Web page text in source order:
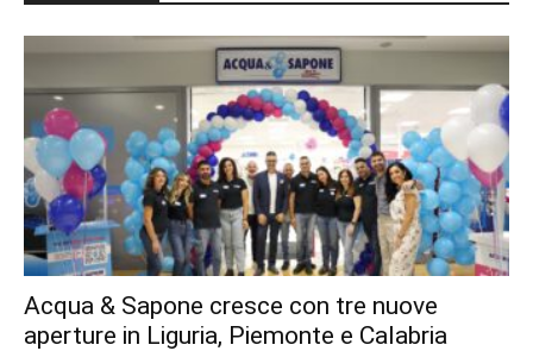
Acqua & Sapone cresce con tre nuove
aperture in Liguria, Piemonte e Calabria